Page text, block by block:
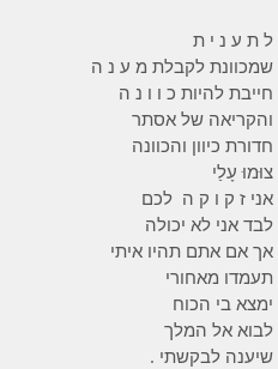
ל ת ע נ י ת
שמכוונת לקבלת מ ע נ ה
חייבת להיות כ ו ו נ ה
והקריאה של אסתר
חדורת כיוון והכוונה
צוּמוּ עָלַי
אני ז ק ו ק ה  לכם
לבד אני לא יכולה
אך אם אתם תהיו איתי
תעמדו מאחורי
ימצא בי הכוח
לבוא אל המלך
שיענה לבקשתי .